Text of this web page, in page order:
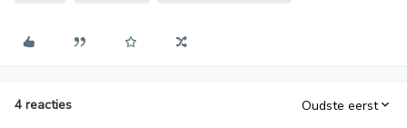
4 reacties Oudste eerst